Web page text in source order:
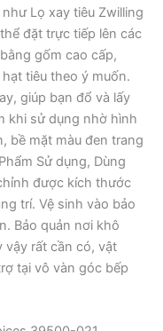
Lọ xay tiêu Zwilling
đặt trực tiếp lên các
gốm cao cấp,
tiêu theo ý muốn.
giúp bạn đổ và lấy
khi sử dụng nhờ hình
bề mặt màu đen trang
Sử dụng, Dùng
được kích thước
trí. Vệ sinh vào bảo
Bảo quản nơi khô
vậy rất cần có, vật
tại vô vàn góc bếp